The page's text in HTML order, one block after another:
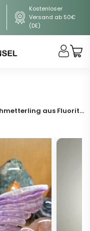
Kostenloser
Versand ab 50€
(DE)
Großer Schmetterling aus Fluorit auf maßgefertigten Goldständer (A-Qualität)